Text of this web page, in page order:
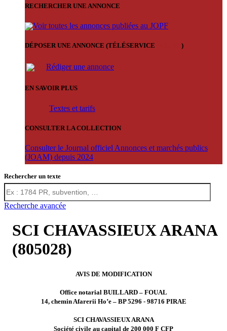
RECHERCHER UNE ANNONCE
Voir toutes les annonces publiées au JOPF
DÉPOSER UNE ANNONCE (TÉLÉSERVICE )
Rédiger une annonce
EN SAVOIR PLUS
Textes et tarifs
CONSULTER LA COLLECTION
Consulter le Journal officiel Annonces et marchés publics
(JOAM) depuis 2024
Rechercher un texte
Recherche avancée
SCI CHAVASSIEUX ARANA
(805028)
AVIS DE MODIFICATION
Office notarial BUILLARD – FOUAL
14, chemin Afarerii Ho’e – BP 5296 - 98716 PIRAE
SCI CHAVASSIEUX ARANA
Société civile au capital de 200 000 F CFP